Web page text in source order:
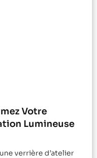
Votre
Lumineuse
verrière d’atelier